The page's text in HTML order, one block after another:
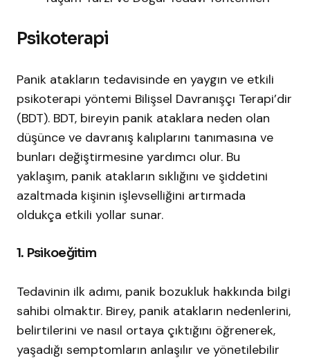
Psikoterapi
Panik atakların tedavisinde en yaygın ve etkili
psikoterapi yöntemi Bilişsel Davranışçı Terapi’dir
(BDT). BDT, bireyin panik ataklara neden olan
düşünce ve davranış kalıplarını tanımasına ve
bunları değiştirmesine yardımcı olur. Bu
yaklaşım, panik atakların sıklığını ve şiddetini
azaltmada kişinin işlevselliğini artırmada
oldukça etkili yollar sunar.
1. Psikoeğitim
Tedavinin ilk adımı, panik bozukluk hakkında bilgi
sahibi olmaktır. Birey, panik atakların nedenlerini,
belirtilerini ve nasıl ortaya çıktığını öğrenerek,
yaşadığı semptomların anlaşılır ve yönetilebilir